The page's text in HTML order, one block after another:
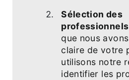
Sélection des
que nous
claire de votre
utilisons notre
identifier les